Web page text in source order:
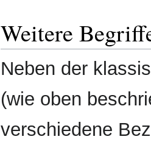
Weitere
Neben der
(wie oben
verschiedene